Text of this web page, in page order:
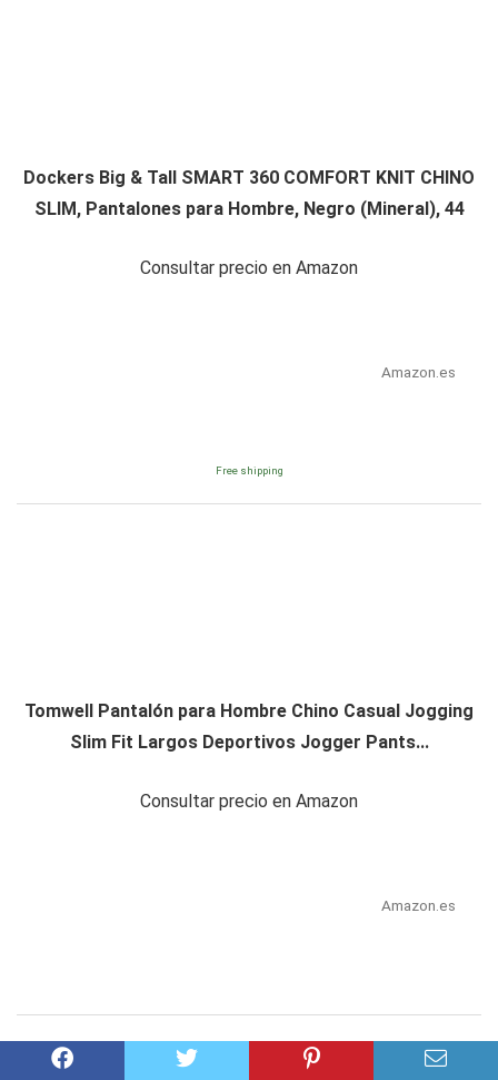
Dockers Big & Tall SMART 360 COMFORT KNIT CHINO
SLIM, Pantalones para Hombre, Negro (Mineral), 44
Consultar precio en Amazon
Amazon.es
Free shipping
Tomwell Pantalón para Hombre Chino Casual Jogging
Slim Fit Largos Deportivos Jogger Pants...
Consultar precio en Amazon
Amazon.es